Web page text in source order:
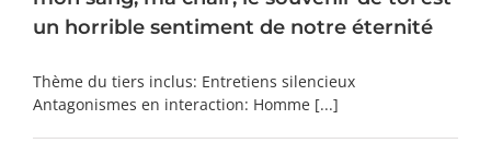
un horrible sentiment de notre éternité
Thème du tiers inclus: Entretiens silencieux
Antagonismes en interaction: Homme [...]